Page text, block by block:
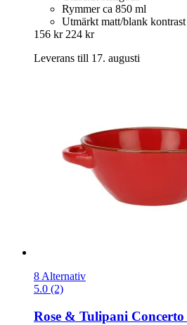
Rymmer ca 850 ml
Utmärkt matt/blank kontrast
156 kr 224 kr
Leverans till 17. augusti
8 Alternativ
5.0 (2)
Rose & Tulipani